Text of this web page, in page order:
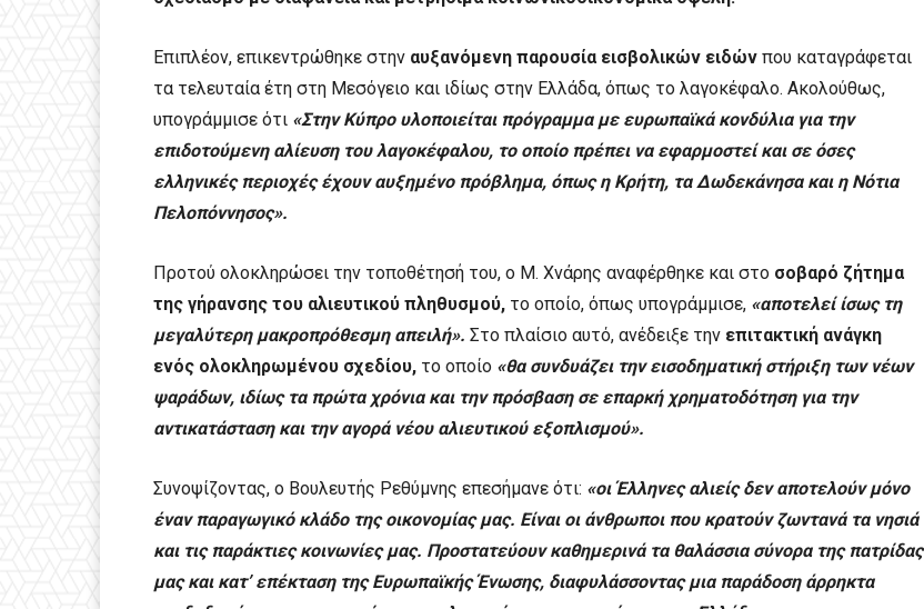
Επιπλέον, επικεντρώθηκε στην αυξανόμενη παρουσία εισβολικών ειδών που καταγράφεται
τα τελευταία έτη στη Μεσόγειο και ιδίως στην Ελλάδα, όπως το λαγοκέφαλο. Ακολούθως,
υπογράμμισε ότι «Στην Κύπρο υλοποιείται πρόγραμμα με ευρωπαϊκά κονδύλια για την
επιδοτούμενη αλίευση του λαγοκέφαλου, το οποίο πρέπει να εφαρμοστεί και σε όσες
ελληνικές περιοχές έχουν αυξημένο πρόβλημα, όπως η Κρήτη, τα Δωδεκάνησα και η Νότια
Πελοπόννησος».
Προτού ολοκληρώσει την τοποθέτησή του, ο Μ. Χνάρης αναφέρθηκε και στο σοβαρό ζήτημα
της γήρανσης του αλιευτικού πληθυσμού, το οποίο, όπως υπογράμμισε, «αποτελεί ίσως τη
μεγαλύτερη μακροπρόθεσμη απειλή». Στο πλαίσιο αυτό, ανέδειξε την επιτακτική ανάγκη
ενός ολοκληρωμένου σχεδίου, το οποίο «θα συνδυάζει την εισοδηματική στήριξη των νέων
ψαράδων, ιδίως τα πρώτα χρόνια και την πρόσβαση σε επαρκή χρηματοδότηση για την
αντικατάσταση και την αγορά νέου αλιευτικού εξοπλισμού».
Συνοψίζοντας, ο Βουλευτής Ρεθύμνης επεσήμανε ότι: «οι Έλληνες αλιείς δεν αποτελούν μόνο
έναν παραγωγικό κλάδο της οικονομίας μας. Είναι οι άνθρωποι που κρατούν ζωντανά τα νησιά
και τις παράκτιες κοινωνίες μας. Προστατεύουν καθημερινά τα θαλάσσια σύνορα της πατρίδας
μας και κατ’ επέκταση της Ευρωπαϊκής Ένωσης, διαφυλάσσοντας μια παράδοση άρρηκτα